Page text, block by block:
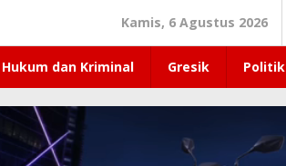
Kamis, 6 Agustus 2026
Hukum dan Kriminal Gresik Politik